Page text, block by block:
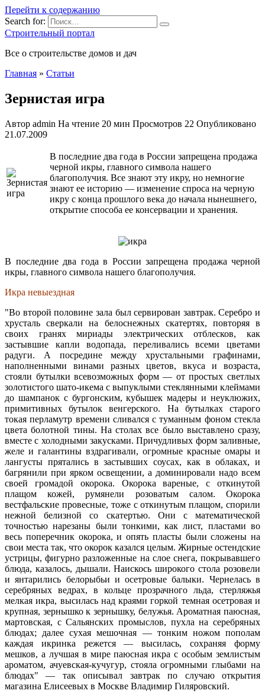
Перейти к содержанию
Search for:
Строительный портал
Все о строительстве домов и дач
Главная » Статьи
Зернистая игра
Автор admin На чтение 20 мин Просмотров 22 Опубликовано
21.07.2009
В последние два года в России запрещена продажа
черной икры, главного символа нашего
благополучия. Все знают эту икру, но немногие
знают ее историю — изменение спроса на черную
икру с конца прошлого века до начала нынешнего,
открытие способа ее консервации и хранения.
В последние два года в России запрещена продажа черной
икры, главного символа нашего благополучия.
Икра невыездная
"Во второй половине зала был сервирован завтрак. Серебро и
хрусталь сверкали на белоснежных скатертях, повторяя в
своих гранях мириады электрических отблесков, как
застывшие капли водопада, переливались всеми цветами
радуги. А посредине между хрустальными графинами,
наполненными винами разных цветов, вкуса и возраста,
стояли бутылки всевозможных форм — от простых светлых
золотистого шато-икема с выпуклыми стеклянными клеймами
до шампанок с бургонским, кубышек мадеры и неуклюжих,
примитивных бутылок венгерского. На бутылках старого
токая перламутр времени сливался с туманным фоном стекла
цвета болотной тины. На столах все было выставлено сразу,
вместе с холодными закусками. Причудливых форм заливные,
желе и галантины вздрагивали, огромные красные омары и
лангусты прятались в застывших соусах, как в облаках, и
багрянили при ярком освещении, а доминировали надо всем
своей громадой окорока. Окорока вареные, с откинутой
плащом кожей, румянели розоватым салом. Окорока
вестфальские провесные, тоже с откинутым плащом, спорили
нежной белизной со скатертью. Они с математической
точностью нарезаны были тонкими, как лист, пластами во
весь поперечник окорока, и опять пласты были сложены на
свои места так, что окорок казался целым. Жирные остендские
устрицы, фигурно разложенные на слое снега, покрывавшего
блюда, казалось, дышали. Наискось широкого стола розовели
и янтарились белорыбьи и осетровые балыки. Чернелась в
серебряных ведрах, в кольце прозрачного льда, стерляжья
мелкая икра, высилась над краями горкой темная осетровая и
крупная, зернышко к зернышку, белужья. Ароматная паюсная,
мартовская, с Сальянских промыслов, пухла на серебряных
блюдах; далее сухая мешочная — тонким ножом пополам
каждая икринка режется — высилась, сохраняя форму
мешков, а лучшая в мире паюсная икра с особым землистым
ароматом, ачуевская-кучугур, стояла огромными глыбами на
блюдах" — так описывал завтрак по случаю открытия
магазина Елисеевых в Москве Владимир Гиляровский.